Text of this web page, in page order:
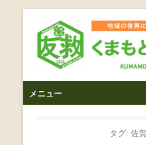
ス
くまもと友
の復興に寄
ありたい｜
し代表松岡亮太を中心に、熊
復興・生活再建を目的に活動
イ
メニュー
タグ: 佐